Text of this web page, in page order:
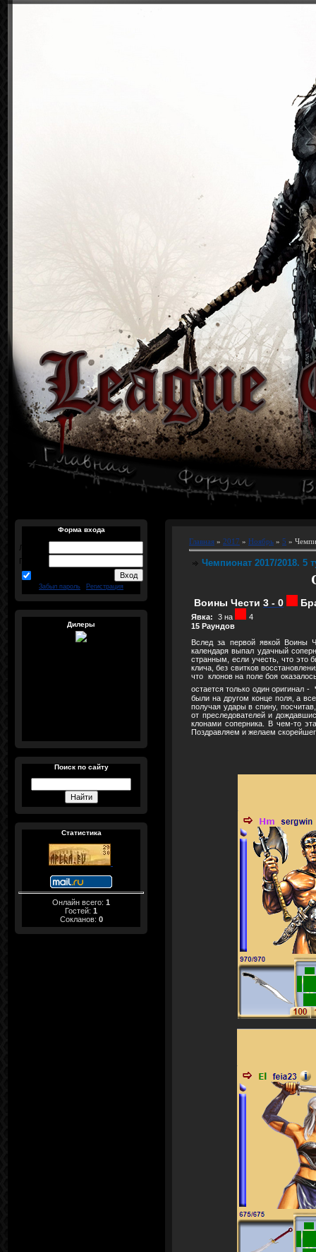
Форма входа
Логин:
Пароль:
Забыл пароль Регистрация
Дилеры
Поиск по сайту
Статистика
Онлайн всего: 1
Гостей: 1
Сокланов: 0
Главная » 2017 » Ноябрь » 5 »
Чемпионат 2017/2018. 5
Воины Чести 3 - 0
Явка: 3 на
4
15 Раундов
Вслед за первой явкой Воины
календаря выпал удачный
странным, если учесть, что это
клича, без свитков
что клонов на поле боя
остается только один оригинал -
были на другом конце поля, а
получая удары в спину,
от преследователей и
клонами соперника. В чем-то
Поздравляем и желаем